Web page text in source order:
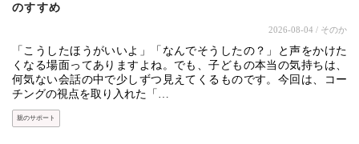
のすすめ
2026-08-04 / そのか
「こうしたほうがいいよ」「なんでそうしたの？」と声をかけた
くなる場面ってありますよね。でも、子どもの本当の気持ちは、
何気ない会話の中で少しずつ見えてくるものです。今回は、コー
チングの視点を取り入れた「…
親のサポート